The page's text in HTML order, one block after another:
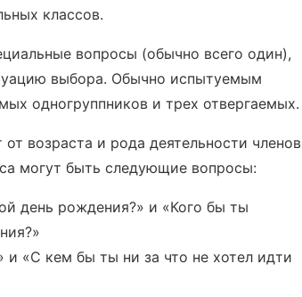
классов.
вопросы (обычно всего один),
выбора. Обычно испытуемым
одногруппников и трех отвергаемых.
возраста и рода деятельности членов
могут быть следующие вопросы:
день рождения?» и «Кого бы ты
и «С кем бы ты ни за что не хотел идти